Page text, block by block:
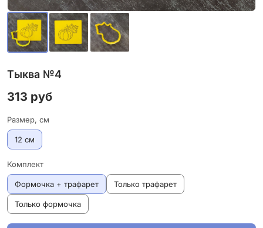
Тыква №4
313 руб
Размер, см
12 см
Комплект
Формочка + трафарет Только трафарет
Только формочка